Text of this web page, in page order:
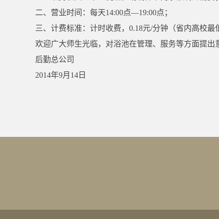
二、营业时间：每天14:00点—19:00点；
三、计费标准：计时收费，0.18元/分钟（省内高校最
欢迎广大师生光临，对浴池在管理、服务等方面提
后勤总公司
2014年9月14日